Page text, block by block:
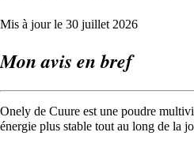
Mis à jour le 30 juillet 2026
Mon avis en bref
Onely de Cuure est une poudre
énergie plus stable tout au long de la